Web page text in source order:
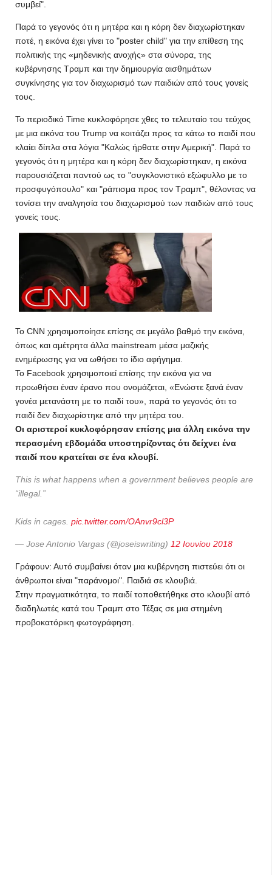
συμβεί".
Παρά το γεγονός ότι η μητέρα και η κόρη δεν διαχωρίστηκαν
ποτέ, η εικόνα έχει γίνει το "poster child" για την επίθεση της
πολιτικής της «μηδενικής ανοχής» στα σύνορα, της
κυβέρνησης Τραμπ και την δημιουργία αισθημάτων
συγκίνησης για τον διαχωρισμό των παιδιών από τους γονείς
τους.
Το περιοδικό Time κυκλοφόρησε χθες το τελευταίο του τεύχος
με μια εικόνα του Trump να κοιτάζει προς τα κάτω το παιδί που
κλαίει δίπλα στα λόγια "Καλώς ήρθατε στην Αμερική". Παρά το
γεγονός ότι η μητέρα και η κόρη δεν διαχωρίστηκαν, η εικόνα
παρουσιάζεται παντού ως το "συγκλονιστικό εξώφυλλο με το
προσφυγόπουλο" και "ράπισμα προς τον Τραμπ", θέλοντας να
τονίσει την αναλγησία του διαχωρισμού των παιδιών από τους
γονείς τους.
Το CNN χρησιμοποίησε επίσης σε μεγάλο βαθμό την εικόνα,
όπως και αμέτρητα άλλα mainstream μέσα μαζικής
ενημέρωσης για να ωθήσει το ίδιο αφήγημα.
Το Facebook χρησιμοποιεί επίσης την εικόνα για να
προωθήσει έναν έρανο που ονομάζεται, «Ενώστε ξανά έναν
γονέα μετανάστη με το παιδί του», παρά το γεγονός ότι το
παιδί δεν διαχωρίστηκε από την μητέρα του.
Οι αριστεροί κυκλοφόρησαν επίσης μια άλλη εικόνα την
περασμένη εβδομάδα υποστηρίζοντας ότι δείχνει ένα
παιδί που κρατείται σε ένα κλουβί.
This is what happens when a government believes people are
“illegal.”
Kids in cages. pic.twitter.com/OAnvr9cl3P
— Jose Antonio Vargas (@joseiswriting) 12 Ιουνίου 2018
Γράφουν: Αυτό συμβαίνει όταν μια κυβέρνηση πιστεύει ότι οι
άνθρωποι είναι "παράνομοι". Παιδιά σε κλουβιά.
Στην πραγματικότητα, το παιδί τοποθετήθηκε στο κλουβί από
διαδηλωτές κατά του Τραμπ στο Τέξας σε μια στημένη
προβοκατόρικη φωτογράφηση.